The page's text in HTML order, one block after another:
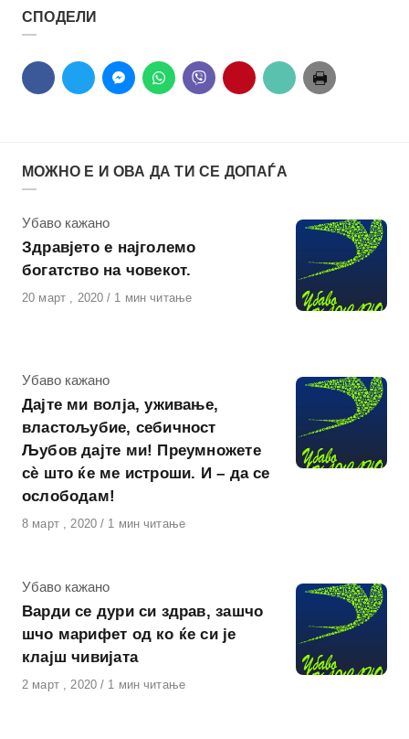
СПОДЕЛИ
МОЖНО Е И ОВА ДА ТИ СЕ ДОПАЃА
КАтегорија
Убаво кажано
Здравјето е најголемо
богатство на човекот.
Објавено
20 март , 2020 1 мин читање
КАтегорија
Убаво кажано
Дајте ми волја, уживање,
властољубие, себичност
Љубов дајте ми! Преумножете
сѐ што ќе ме истроши. И – да се
ослободам!
Објавено
8 март , 2020 1 мин читање
КАтегорија
Убаво кажано
Варди се дури си здрав, зашчо
шчо марифет од ко ќе си је
клајш чивијата
Објавено
2 март , 2020 1 мин читање